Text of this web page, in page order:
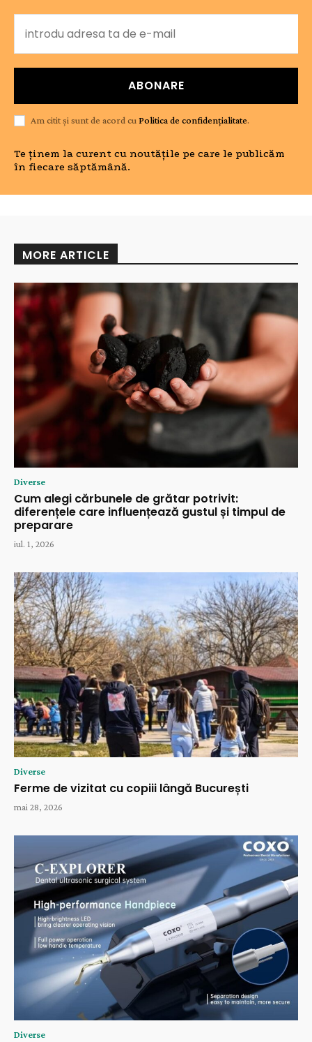
ABONARE
Am citit și sunt de acord cu Politica de confidențialitate.
Te ținem la curent cu noutățile pe care le publicăm
în fiecare săptămână.
MORE ARTICLE
Diverse
Cum alegi cărbunele de grătar potrivit:
diferențele care influențează gustul și timpul de
preparare
iul. 1, 2026
Diverse
Ferme de vizitat cu copiii lângă București
mai 28, 2026
Diverse